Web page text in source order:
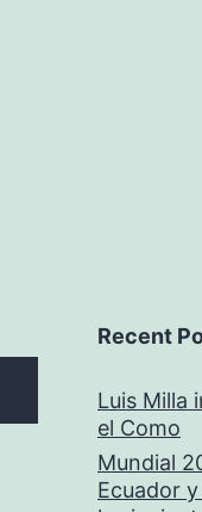
Recent
Luis Milla
el Como
Mundial
Ecuador